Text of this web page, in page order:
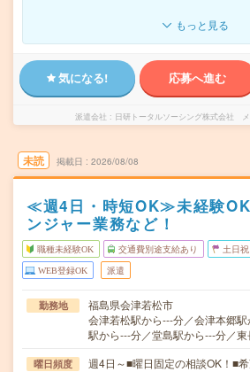
もっと見る
気になる! 応募へ進む
派遣会社 日研トータルソーシング株式会社
未読 掲載日 2026/08/08
≪週4日・時短OK≫未経験
ンジャー業務など！
職種未経験OK 交通費別途支給あり 土日
WEB登録OK 派遣
勤務地
福島県会津若松市
会津若松駅から---分／会津本郷
駅から---分／堂島駅から---分／
曜日頻度
週4日～■曜日固定の相談OK！■